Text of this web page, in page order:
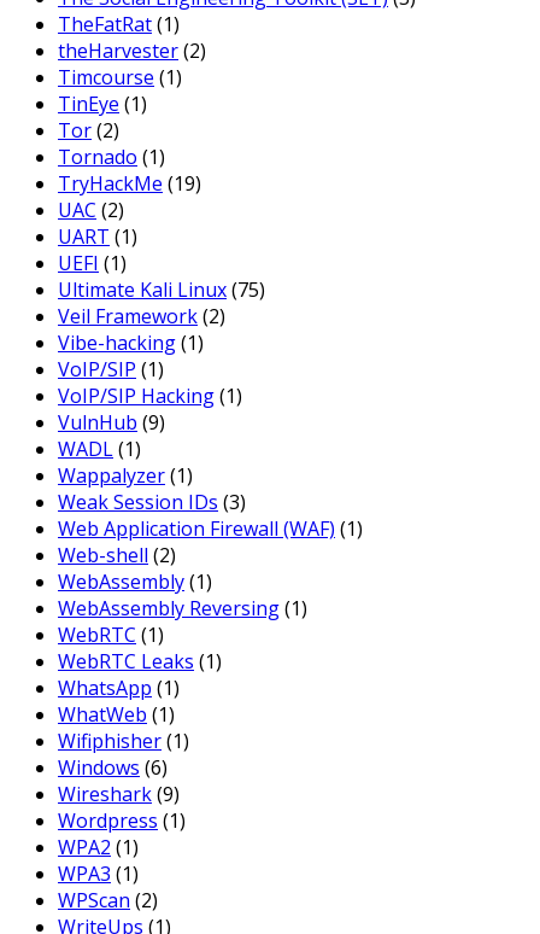
TheFatRat(1)
theHarvester(2)
Timcourse (1)
TinEye (1)
Tor(2)
Tornado (1)
TryHackMe (19)
UAC (2)
UART (1)
UEFI (1)
Ultimate Kali Linux(75)
Veil Framework(2)
Vibe-hacking(1)
VoIP/SIP (1)
VoIP/SIP Hacking(1)
VulnHub (9)
WADL(1)
Wappalyzer(1)
Weak Session IDs (3)
Web Application Firewall (WAF) (1)
Web-shell (2)
WebAssembly(1)
WebAssembly Reversing(1)
WebRTC (1)
WebRTC Leaks (1)
WhatsApp (1)
WhatWeb (1)
Wifiphisher(1)
Windows (6)
Wireshark(9)
Wordpress (1)
WPA2 (1)
WPA3 (1)
WPScan (2)
WriteUps (1)